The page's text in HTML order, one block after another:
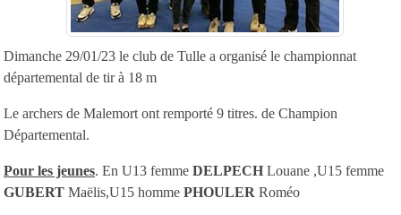
Dimanche 29/01/23 le club de Tulle a organisé le championnat
départemental de tir à 18 m
Le archers de Malemort ont remporté 9 titres. de Champion
Départemental.
Pour les jeunes. En U13 femme DELPECH Louane ,U15 femme
GUBERT Maëlis,U15 homme PHOULER Roméo